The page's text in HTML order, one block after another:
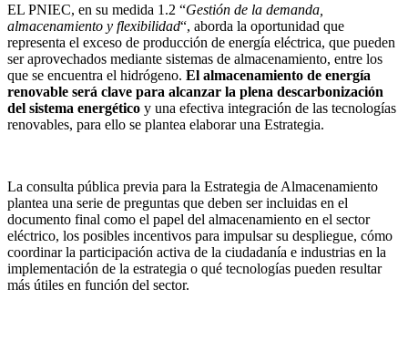
EL PNIEC, en su medida 1.2 “Gestión de la demanda,
almacenamiento y flexibilidad“, aborda la oportunidad que
representa el exceso de producción de energía eléctrica, que pueden
ser aprovechados mediante sistemas de almacenamiento, entre los
que se encuentra el hidrógeno. El almacenamiento de energía
renovable será clave para alcanzar la plena descarbonización
del sistema energético y una efectiva integración de las tecnologías
renovables, para ello se plantea elaborar una Estrategia.
La consulta pública previa para la Estrategia de Almacenamiento
plantea una serie de preguntas que deben ser incluidas en el
documento final como el papel del almacenamiento en el sector
eléctrico, los posibles incentivos para impulsar su despliegue, cómo
coordinar la participación activa de la ciudadanía e industrias en la
implementación de la estrategia o qué tecnologías pueden resultar
más útiles en función del sector.